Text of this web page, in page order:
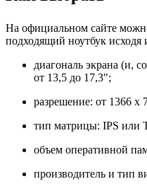
На официальном сайте
подходящий ноутбук исходя
диагональ экрана (и,
от 13,5 до 17,3";
разрешение: от 1366
тип матрицы: IPS или
объем оперативной
производитель и тип